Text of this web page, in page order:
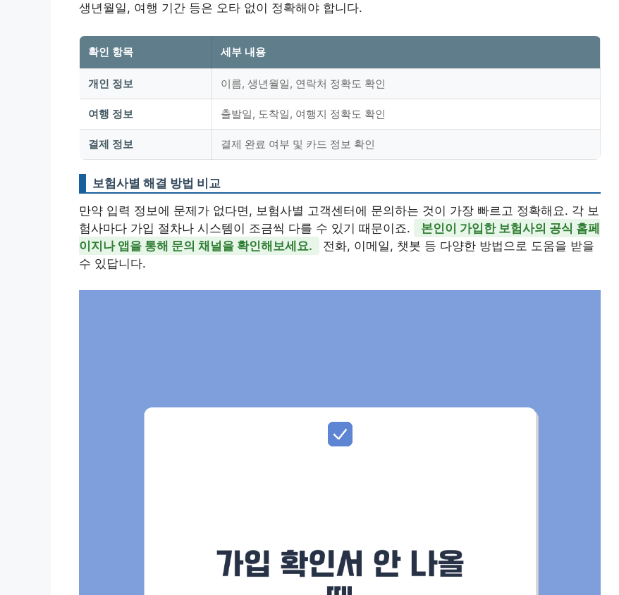
생년월일, 여행 기간 등은 오타 없이 정확해야 합니다.
확인 항목 세부 내용
개인 정보 이름, 생년월일, 연락처 정확도 확인
여행 정보 출발일, 도착일, 여행지 정확도 확인
결제 정보 결제 완료 여부 및 카드 정보 확인
보험사별 해결 방법 비교
만약 입력 정보에 문제가 없다면, 보험사별 고객센터에 문의하는 것이 가장 빠르고 정확해요. 각 보
험사마다 가입 절차나 시스템이 조금씩 다를 수 있기 때문이죠.
본인이 가입한 보험사의 공식 홈페
이지나 앱을 통해 문의 채널을 확인해보세요.
전화, 이메일, 챗봇 등 다양한 방법으로 도움을 받을
수 있답니다.